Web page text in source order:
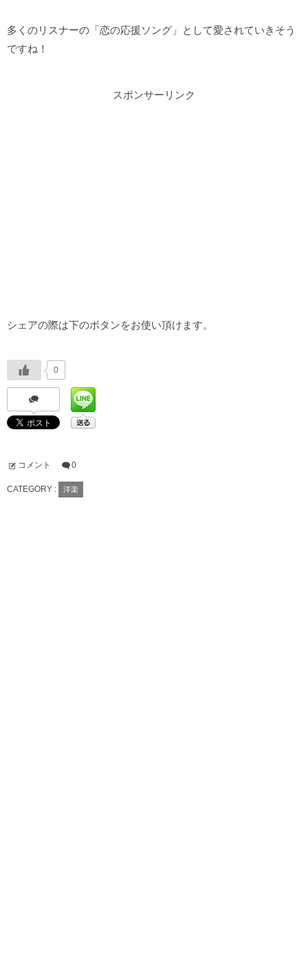
多くのリスナーの「恋の応援ソング」として愛されていきそう
ですね！
スポンサーリンク
シェアの際は下のボタンをお使い頂けます。
0
コメント 0
CATEGORY : 洋楽